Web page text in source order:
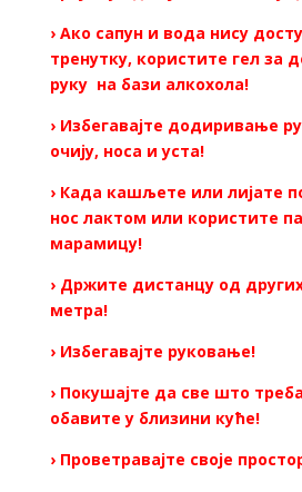
› Ако сапун и вода нису
тренутку, користите гел за
руку на бази алкохола!
› Избегавајте додиривање
очију, носа и уста!
› Када кашљете или лијате
нос лактом или користите
марамицу!
› Држите дистанцу од
метра!
› Избегавајте руковање!
› Покушајте да све што
обавите у близини куће!
› Проветравајте своје